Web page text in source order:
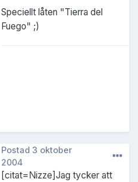
Speciellt låten "Tierra del
Fuego" ;)
Postad 3 oktober
2004
[citat=Nizze]Jag tycker att